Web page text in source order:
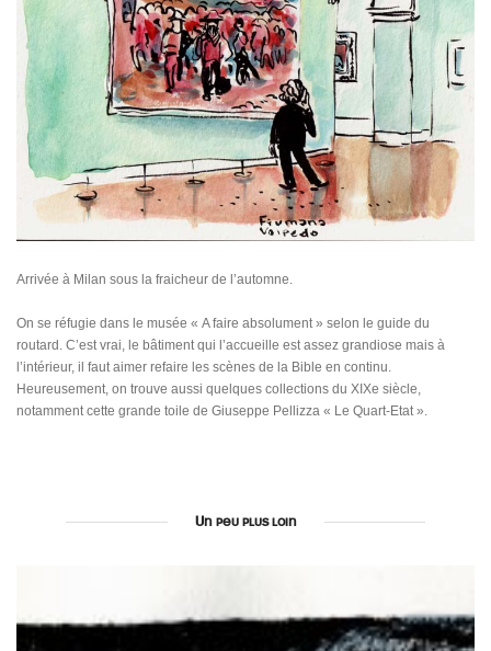
Arrivée à Milan sous la fraicheur de l’automne.
On se réfugie dans le musée « A faire absolument » selon le guide du
routard. C’est vrai, le bâtiment qui l’accueille est assez grandiose mais à
l’intérieur, il faut aimer refaire les scènes de la Bible en continu.
Heureusement, on trouve aussi quelques collections du XIXe siècle,
notamment cette grande toile de Giuseppe Pellizza « Le Quart-Etat ».
Un peu plus loin